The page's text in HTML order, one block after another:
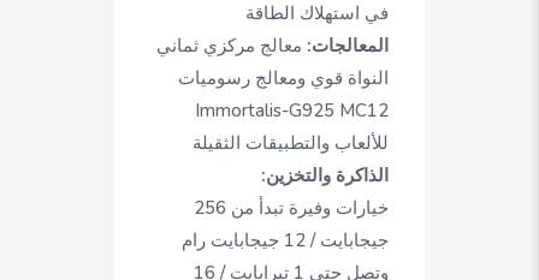
في استهلاك الطاقة
المعالجات: معالج مركزي ثماني
النواة قوي ومعالج رسوميات
Immortalis-G925 MC12
للألعاب والتطبيقات الثقيلة
الذاكرة والتخزين:
خيارات وفيرة تبدأ من 256
جيجابايت / 12 جيجابايت رام
وتصل حتى 1 تيرابايت / 16